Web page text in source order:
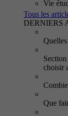
Vie
Tous les
DERNIERS
Section
choisir
Que